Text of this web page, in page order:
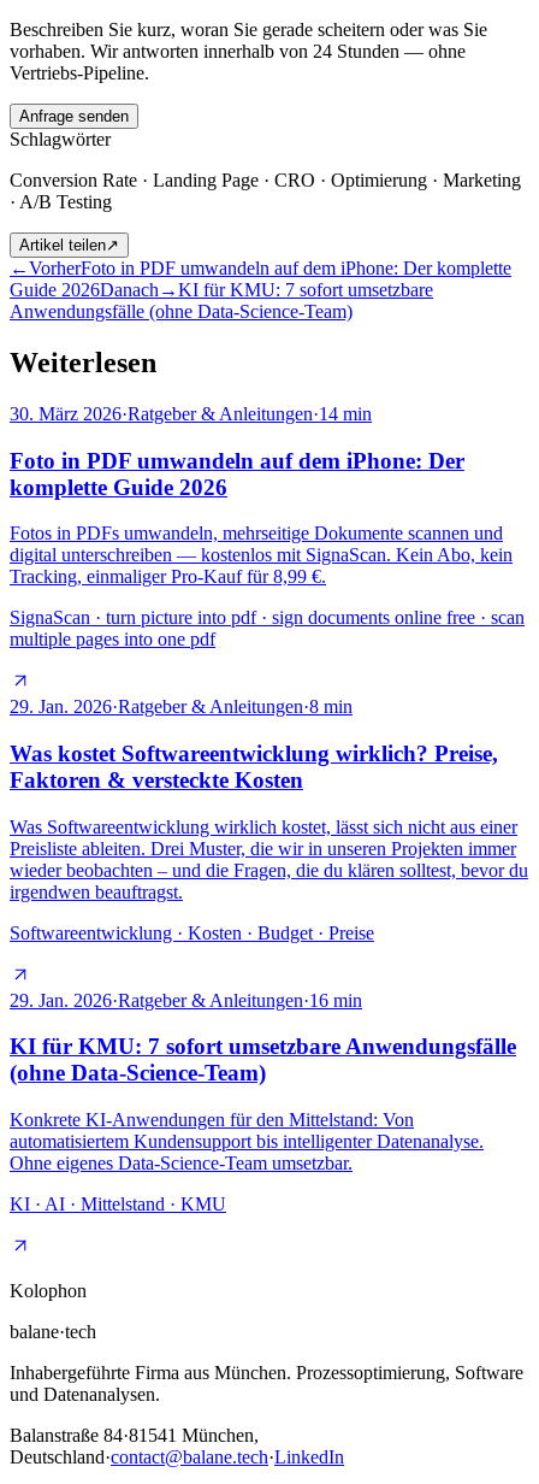
Beschreiben Sie kurz, woran Sie gerade scheitern oder was Sie
vorhaben. Wir antworten innerhalb von 24 Stunden — ohne
Vertriebs-Pipeline.
Anfrage senden
Schlagwörter
Conversion Rate · Landing Page · CRO · Optimierung · Marketing
· A/B Testing
Artikel teilen↗
←VorherFoto in PDF umwandeln auf dem iPhone: Der komplette
Guide 2026Danach →KI für KMU: 7 sofort umsetzbare
Anwendungsfälle (ohne Data-Science-Team)
Weiterlesen
30. März 2026·Ratgeber & Anleitungen·14 min
Foto in PDF umwandeln auf dem iPhone: Der
komplette Guide 2026
Fotos in PDFs umwandeln, mehrseitige Dokumente scannen und
digital unterschreiben — kostenlos mit SignaScan. Kein Abo, kein
Tracking, einmaliger Pro-Kauf für 8,99 €.
SignaScan · turn picture into pdf · sign documents online free · scan
multiple pages into one pdf
29. Jan. 2026·Ratgeber & Anleitungen·8 min
Was kostet Softwareentwicklung wirklich? Preise,
Faktoren & versteckte Kosten
Was Softwareentwicklung wirklich kostet, lässt sich nicht aus einer
Preisliste ableiten. Drei Muster, die wir in unseren Projekten immer
wieder beobachten – und die Fragen, die du klären solltest, bevor du
irgendwen beauftragst.
Softwareentwicklung · Kosten · Budget · Preise
29. Jan. 2026·Ratgeber & Anleitungen·16 min
KI für KMU: 7 sofort umsetzbare Anwendungsfälle
(ohne Data-Science-Team)
Konkrete KI-Anwendungen für den Mittelstand: Von
automatisiertem Kundensupport bis intelligenter Datenanalyse.
Ohne eigenes Data-Science-Team umsetzbar.
KI · AI · Mittelstand · KMU
Kolophon
balane·tech
Inhabergeführte Firma aus München. Prozessoptimierung, Software
und Datenanalysen.
Balanstraße 84·81541 München,
Deutschland·contact@balane.tech·LinkedIn